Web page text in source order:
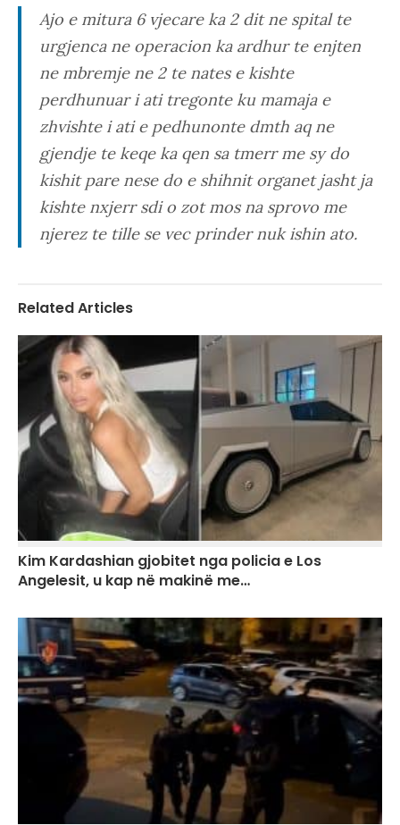
Ajo e mitura 6 vjecare ka 2 dit ne spital te
urgjenca ne operacion ka ardhur te enjten
ne mbremje ne 2 te nates e kishte
perdhunuar i ati tregonte ku mamaja e
zhvishte i ati e pedhunonte dmth aq ne
gjendje te keqe ka qen sa tmerr me sy do
kishit pare nese do e shihnit organet jasht ja
kishte nxjerr sdi o zot mos na sprovo me
njerez te tille se vec prinder nuk ishin ato.
Related Articles
Kim Kardashian gjobitet nga policia e Los
Angelesit, u kap në makinë me…